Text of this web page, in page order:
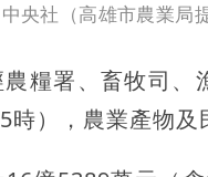
央社（高雄市農業局提
糧署、畜牧司
），農業產物